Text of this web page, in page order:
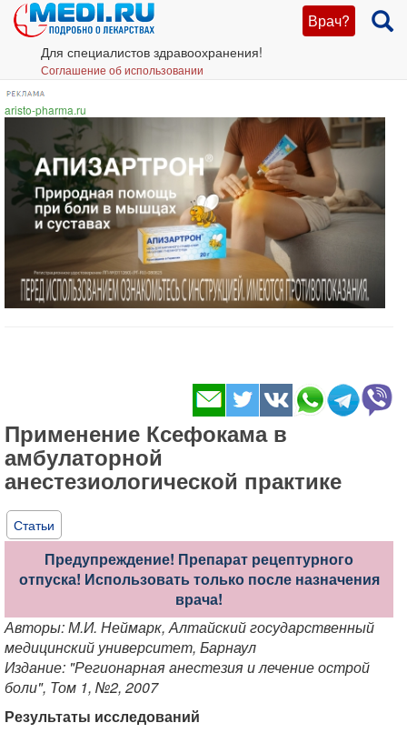
Врач?
Для специалистов здравоохранения!
Соглашение об использовании
aristo-pharma.ru
Применение Ксефокама в
амбулаторной
анестезиологической практике
Статьи
Предупреждение! Препарат рецептурного
отпуска! Использовать только после назначения
врача!
Авторы: М.И. Неймарк, Алтайский государственный
медицинский университет, Барнаул
Издание: "Регионарная анестезия и лечение острой
боли", Том 1, №2, 2007
Результаты исследований